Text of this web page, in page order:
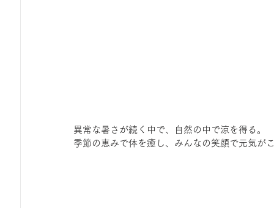
異常な暑さが続く中で、自然の中で涼を得る。
季節の恵みで体を癒し、みんなの笑顔で元気が